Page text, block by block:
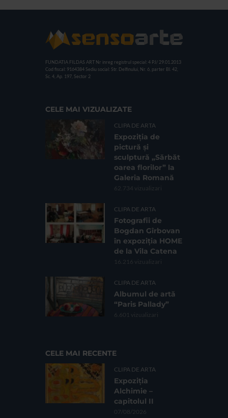
FUNDATIA FILDAS ART Nr inreg registrul special: 4 PJ/ 29.01.2013
Cod fiscal: 9164384 Sediu social: Str. Delfinului, Nr. 6, parter Bl. 42,
Sc. 4, Ap. 197, Sector 2
CELE MAI VIZUALIZATE
CLIPA DE ARTA
Expoziția de
pictură și
sculptură „Sărbăt
oarea florilor” la
Galeria Romană
62.734 vizualizari
CLIPA DE ARTA
Fotografii de
Bogdan Gîrbovan
în expoziția HOME
de la Vila Catena
16.216 vizualizari
CLIPA DE ARTA
Albumul de artă
“Paris Pallady”
6.601 vizualizari
CELE MAI RECENTE
CLIPA DE ARTA
Expoziția
Alchimie –
capitolul II
07/08/2026